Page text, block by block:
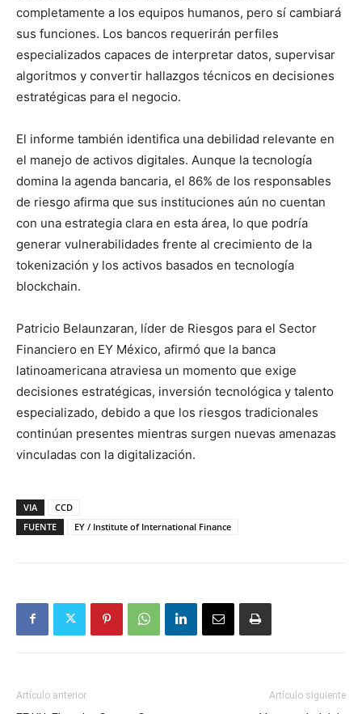
completamente a los equipos humanos, pero sí cambiará
sus funciones. Los bancos requerirán perfiles
especializados capaces de interpretar datos, supervisar
algoritmos y convertir hallazgos técnicos en decisiones
estratégicas para el negocio.
El informe también identifica una debilidad relevante en
el manejo de activos digitales. Aunque la tecnología
domina la agenda bancaria, el 86% de los responsables
de riesgo afirma que sus instituciones aún no cuentan
con una estrategia clara en esta área, lo que podría
generar vulnerabilidades frente al crecimiento de la
tokenización y los activos basados en tecnología
blockchain.
Patricio Belaunzaran, líder de Riesgos para el Sector
Financiero en EY México, afirmó que la banca
latinoamericana atraviesa un momento que exige
decisiones estratégicas, inversión tecnológica y talento
especializado, debido a que los riesgos tradicionales
continúan presentes mientras surgen nuevas amenazas
vinculadas con la digitalización.
VIA
CCD
FUENTE
EY / Institute of International Finance
Artículo anterior Artículo siguiente